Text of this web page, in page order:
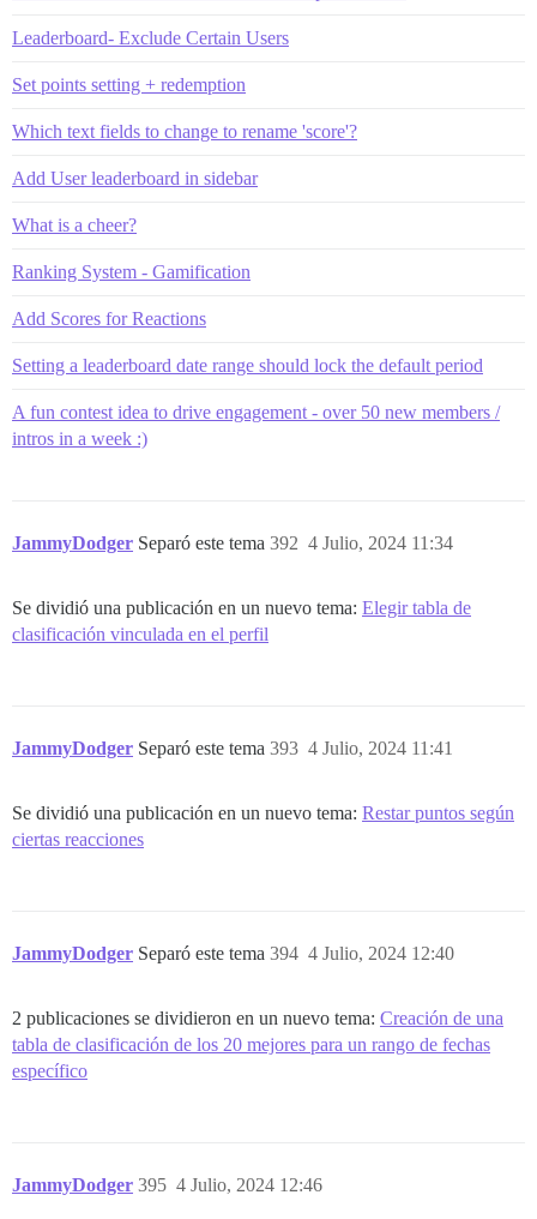
Leaderboard- Exclude Certain Users
Set points setting + redemption
Which text fields to change to rename 'score'?
Add User leaderboard in sidebar
What is a cheer?
Ranking System - Gamification
Add Scores for Reactions
Setting a leaderboard date range should lock the default period
A fun contest idea to drive engagement - over 50 new members /
intros in a week :)
JammyDodger Separó este tema 4 Julio, 2024 11:34
392
Se dividió una publicación en un nuevo tema: Elegir tabla de
clasificación vinculada en el perfil
JammyDodger Separó este tema 4 Julio, 2024 11:41
393
Se dividió una publicación en un nuevo tema: Restar puntos según
ciertas reacciones
JammyDodger Separó este tema 4 Julio, 2024 12:40
394
2 publicaciones se dividieron en un nuevo tema: Creación de una
tabla de clasificación de los 20 mejores para un rango de fechas
específico
JammyDodger 4 Julio, 2024 12:46
395